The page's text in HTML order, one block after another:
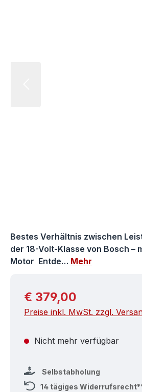
Bestes Verhältnis zwischen
der 18-Volt-Klasse von Bosch –
Motor Entde… Mehr
Regulärer Preis:
€ 379,00
Preise inkl. MwSt. zzgl.
Nicht mehr verfügbar
Selbstabholung
14 tägiges